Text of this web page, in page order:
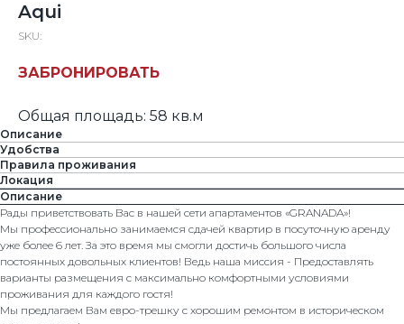
Aqui
SKU:
ЗАБРОНИРОВАТЬ
Общая площадь: 58 кв.м
Описание
Удобства
Правила проживания
Локация
Описание
Рады приветствовать Вас в нашей сети апартаментов «GRANADA»!
Мы профессионально занимаемся сдачей квартир в посуточную аренду
уже более 6 лет. За это время мы смогли достичь большого числа
постоянных довольных клиентов! Ведь наша миссия - Предоставлять
варианты размещения с максимально комфортными условиями
проживания для каждого гостя!
Мы предлагаем Вам евро-тpeшку c xоpошим рeмoнтoм в истоpическoм